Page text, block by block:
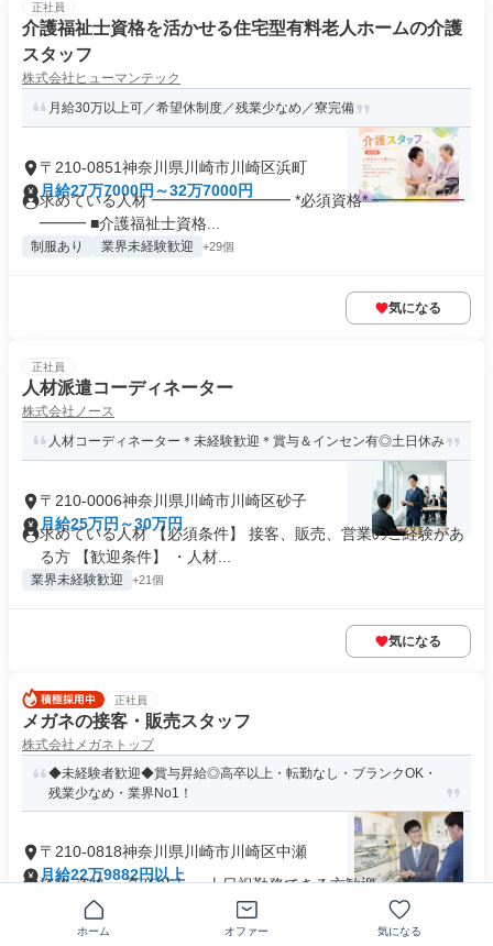
正社員
介護福祉士資格を活かせる住宅型有料老人ホームの介護
スタッフ
株式会社ヒューマンテック
月給30万以上可／希望休制度／残業少なめ／寮完備
〒210-0851神奈川県川崎市川崎区浜町
月給27万7000円～32万7000円
求めている人材 ━━━━━━━━━ *必須資格* ━━━━━━
━━━ ■介護福祉士資格...
制服あり 業界未経験歓迎 +29個
気になる
正社員
人材派遣コーディネーター
株式会社ノース
人材コーディネーター＊未経験歓迎＊賞与＆インセン有◎土日休み
〒210-0006神奈川県川崎市川崎区砂子
月給25万円～30万円
求めている人材 【必須条件】 接客、販売、営業のご経験があ
る方 【歓迎条件】 ・人材...
業界未経験歓迎 +21個
気になる
正社員
メガネの接客・販売スタッフ
株式会社メガネトップ
◆未経験者歓迎◆賞与昇給◎高卒以上・転勤なし・ブランクOK・
残業少なめ・業界No1！
〒210-0818神奈川県川崎市川崎区中瀬
月給22万9882円以上
資格 資格 ・高卒以上 ・土日祝勤務できる方歓迎 ・接客・販
売未経験者歓迎 ・ダブルワ...
業界未経験歓迎
ホーム オファー 気になる